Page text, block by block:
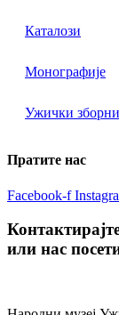
Каталози
Монографије
Ужички
Пратите нас
Facebook-f
или нас